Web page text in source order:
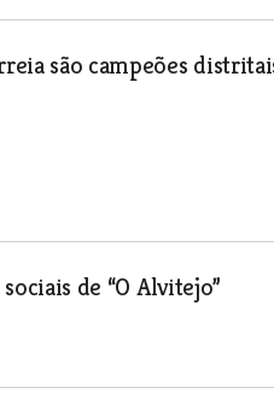
são campeões
de “O Alvitejo”